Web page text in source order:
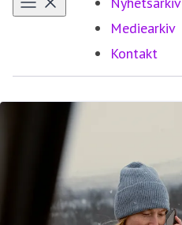
Mediearkiv
Kontakt